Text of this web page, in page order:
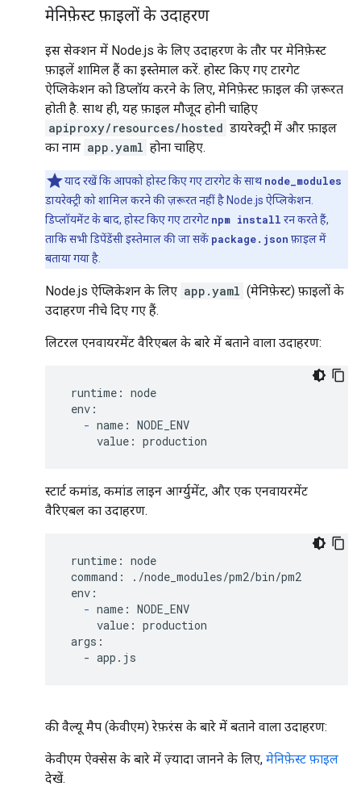
मेनिफ़ेस्ट फ़ाइलों के उदाहरण
इस सेक्शन में Node.js के लिए उदाहरण के तौर पर मेनिफ़ेस्ट
फ़ाइलें शामिल हैं का इस्तेमाल करें. होस्ट किए गए टारगेट
ऐप्लिकेशन को डिप्लॉय करने के लिए, मेनिफ़ेस्ट फ़ाइल की ज़रूरत
होती है. साथ ही, यह फ़ाइल मौजूद होनी चाहिए
apiproxy/resources/hosted डायरेक्ट्री में और फ़ाइल
का नाम app.yaml होना चाहिए.
याद रखें कि आपको होस्ट किए गए टारगेट के साथ node_modules
डायरेक्ट्री को शामिल करने की ज़रूरत नहीं है Node.js ऐप्लिकेशन.
डिप्लॉयमेंट के बाद, होस्ट किए गए टारगेट npm install रन करते हैं,
ताकि सभी डिपेंडेंसी इस्तेमाल की जा सकें package.json फ़ाइल में
बताया गया है.
Node.js ऐप्लिकेशन के लिए app.yaml (मेनिफ़ेस्ट) फ़ाइलों के
उदाहरण नीचे दिए गए हैं.
लिटरल एनवायरमेंट वैरिएबल के बारे में बताने वाला उदाहरण:
runtime: node
env:
- name: NODE_ENV
     value: production
स्टार्ट कमांड, कमांड लाइन आर्ग्युमेंट, और एक एनवायरमेंट
वैरिएबल का उदाहरण.
runtime: node
command: ./node_modules/pm2/bin/pm2
env:
- name: NODE_ENV
     value: production
args:
   - app.js
की वैल्यू मैप (केवीएम) रेफ़रंस के बारे में बताने वाला उदाहरण:
केवीएम ऐक्सेस के बारे में ज़्यादा जानने के लिए, मेनिफ़ेस्ट फ़ाइल
देखें.